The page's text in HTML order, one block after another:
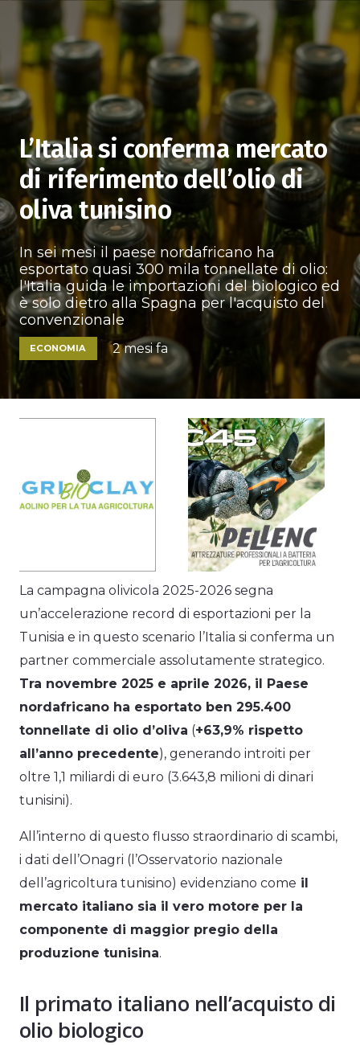
L’Italia si conferma mercato
di riferimento dell’olio di
oliva tunisino
In sei mesi il paese nordafricano ha
esportato quasi 300 mila tonnellate di olio:
l'Italia guida le importazioni del biologico ed
è solo dietro alla Spagna per l'acquisto del
convenzionale
ECONOMIA 2 mesi fa
La campagna olivicola 2025-2026 segna
un’accelerazione record di esportazioni per la
Tunisia e in questo scenario l’Italia si conferma un
partner commerciale assolutamente strategico.
Tra novembre 2025 e aprile 2026, il Paese
nordafricano ha esportato ben 295.400
tonnellate di olio d’oliva (+63,9% rispetto
all’anno precedente), generando introiti per
oltre 1,1 miliardi di euro (3.643,8 milioni di dinari
tunisini).
All’interno di questo flusso straordinario di scambi,
i dati dell’Onagri (l’Osservatorio nazionale
dell’agricoltura tunisino) evidenziano come il
mercato italiano sia il vero motore per la
componente di maggior pregio della
produzione tunisina.
Il primato italiano nell’acquisto di
olio biologico